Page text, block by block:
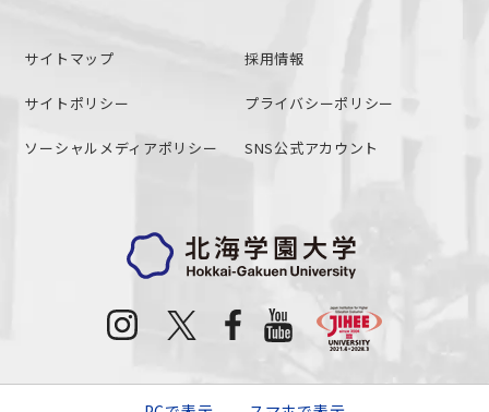
サイトマップ 採用情報
サイトポリシー プライバシーポリシー
ソーシャルメディアポリシー SNS公式アカウント